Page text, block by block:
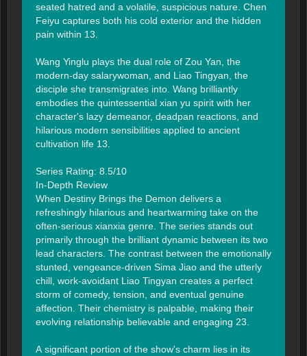
seated hatred and a volatile, suspicious nature. Chen
Feiyu captures both his cold exterior and the hidden
pain within 13.
Wang Yinglu plays the dual role of Zou Yan, the
modern-day salarywoman, and Liao Tingyan, the
disciple she transmigrates into. Wang brilliantly
embodies the quintessential xian yu spirit with her
character's lazy demeanor, deadpan reactions, and
hilarious modern sensibilities applied to ancient
cultivation life 13.
Series Rating: 8.5/10
In-Depth Review
When Destiny Brings the Demon delivers a
refreshingly hilarious and heartwarming take on the
often-serious xianxia genre. The series stands out
primarily through the brilliant dynamic between its two
lead characters. The contrast between the emotionally
stunted, vengeance-driven Sima Jiao and the utterly
chill, work-avoidant Liao Tingyan creates a perfect
storm of comedy, tension, and eventual genuine
affection. Their chemistry is palpable, making their
evolving relationship believable and engaging 23.
A significant portion of the show's charm lies in its